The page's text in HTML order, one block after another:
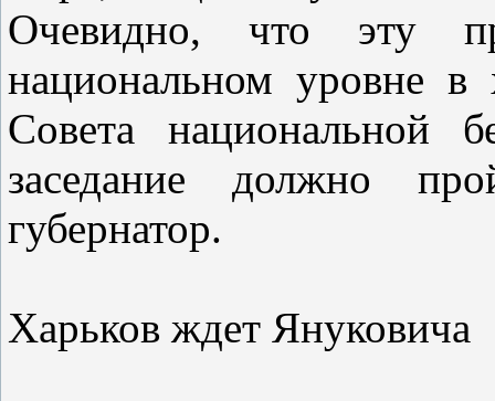
Очевидно, что эту
национальном уровне в
Совета национальной
заседание должно
губернатор.
Харьков ждет Януковича